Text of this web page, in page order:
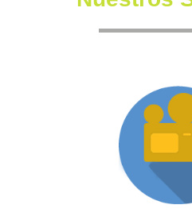
Somos una productora
altamente experimentado
producciones